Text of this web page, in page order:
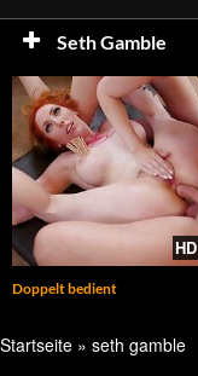
Seth Gamble
HD
Doppelt bedient
Startseite » seth gamble